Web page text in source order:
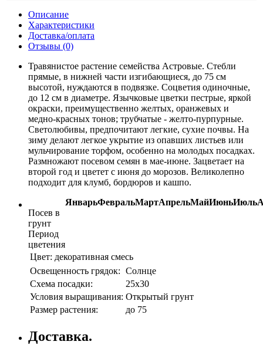
Описание
Характеристики
Доставка/оплата
Отзывы (0)
Травянистое растение семейства Астровые. Стебли
прямые, в нижней части изгибающиеся, до 75 см
высотой, нуждаются в подвязке. Соцветия одиночные,
до 12 см в диаметре. Язычковые цветки пестрые, яркой
окраски, преимущественно желтых, оранжевых и
медно-красных тонов; трубчатые - желто-пурпурные.
Светолюбивы, предпочитают легкие, сухие почвы. На
зиму делают легкое укрытие из опавших листьев или
мульчирование торфом, особенно на молодых посадках.
Размножают посевом семян в мае-июне. Зацветает на
второй год и цветет с июня до морозов. Великолепно
подходит для клумб, бордюров и кашпо.
ЯнварьФевральМартАпрельМайИюньИюль
Посев в
грунт
Период
цветения
Цвет: декоративная смесь
Освещенность грядок: Солнце
Схема посадки:
25х30
Условия выращивания: Открытый грунт
Размер растения:
до 75
Доставка.